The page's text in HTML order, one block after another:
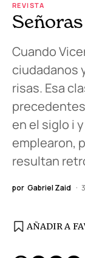
REVISTA
Cuando
ciudadanos
risas. Esa
en el siglo i
emplearon,
resultan
por Gabriel Zaid
AÑADIR A